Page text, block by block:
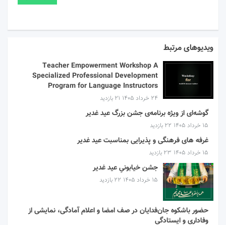
ویدیوهای مرتبط
Teacher Empowerment Workshop A
Specialized Professional Development
Program for Language Instructors
۲۴ خرداد ۱۴۰۵ 21 بازدید
گوشه‌ای از ویژه برنامه‌ی جشن بزرگ عید غدیر
۱۵ خرداد ۱۴۰۵ 22 بازدید
غرفه های فرهنگی و پذیرایی بمناسبت عید غدیر
۱۵ خرداد ۱۴۰۵ 23 بازدید
جشن خیابونیِ عید غدیر
۱۵ خرداد ۱۴۰۵ 22 بازدید
حضور باشکوه جان‌فدایان در صف امضا و اعلام آمادگی، نمایشی از
وفاداری و ایستادگی